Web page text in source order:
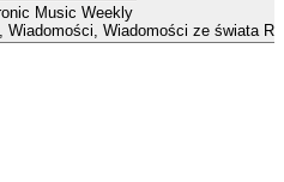
Music Weekly
Wiadomości, Wiadomości ze świata